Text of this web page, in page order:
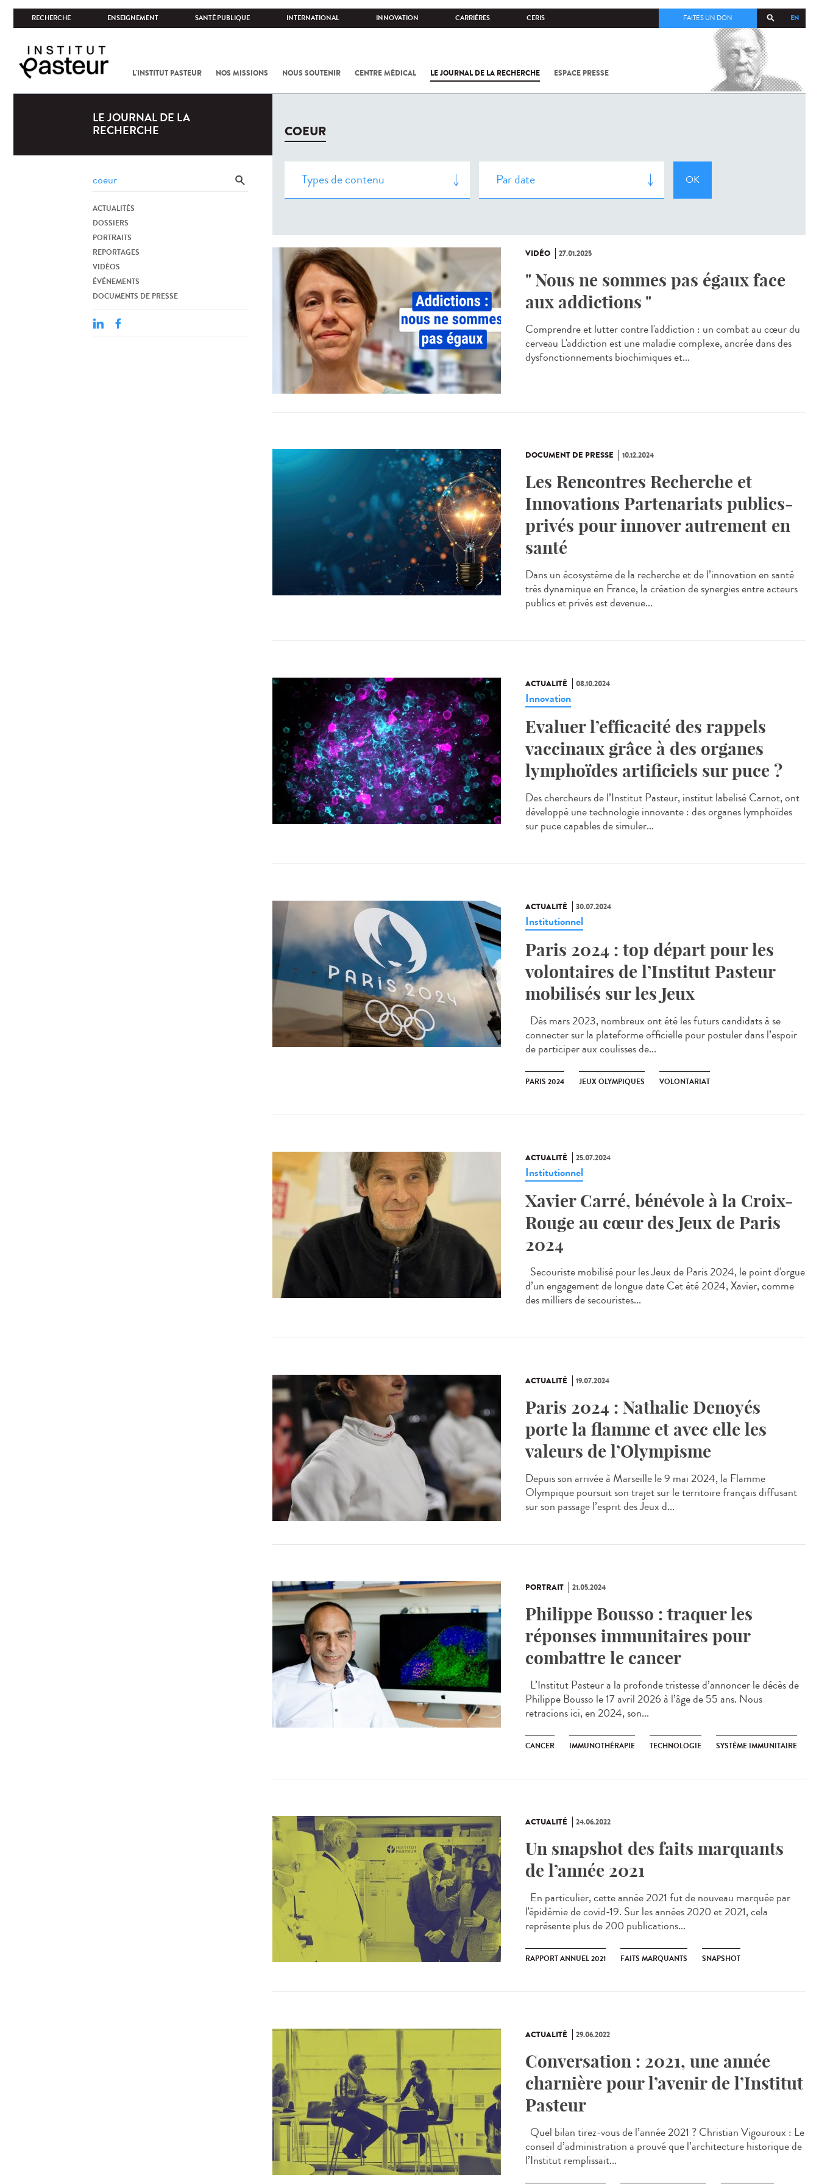
RECHERCHE ENSEIGNEMENT SANTÉ PUBLIQUE INTERNATIONAL INNOVATION CARRIÈRES CERIS EN
FAITES UN DON
L'INSTITUT PASTEUR NOS MISSIONS NOUS SOUTENIR CENTRE MÉDICAL LE JOURNAL DE LA RECHERCHE ESPACE PRESSE
COV-2 /
LE JOURNAL DE LA
RECHERCHE
ACTUALITÉS
DOSSIERS
PORTRAITS
REPORTAGES
VIDÉOS
ÉVÉNEMENTS
DOCUMENTS DE PRESSE
COEUR
VIDÉO 27.01.2025
" Nous ne sommes pas égaux face
aux addictions "
Comprendre et lutter contre l'addiction : un combat au cœur du
cerveau L'addiction est une maladie complexe, ancrée dans des
dysfonctionnements biochimiques et...
DOCUMENT DE PRESSE 10.12.2024
Les Rencontres Recherche et
Innovations Partenariats publics-
privés pour innover autrement en
santé
Dans un écosystème de la recherche et de l’innovation en santé
très dynamique en France, la création de synergies entre acteurs
publics et privés est devenue...
ACTUALITÉ 08.10.2024
Innovation
Evaluer l’efficacité des rappels
vaccinaux grâce à des organes
lymphoïdes artificiels sur puce ?
Des chercheurs de l’Institut Pasteur, institut labelisé Carnot, ont
développé une technologie innovante : des organes lymphoïdes
sur puce capables de simuler...
ACTUALITÉ 30.07.2024
Institutionnel
Paris 2024 : top départ pour les
volontaires de l’Institut Pasteur
mobilisés sur les Jeux
Dès mars 2023, nombreux ont été les futurs candidats à se
connecter sur la plateforme officielle pour postuler dans l’espoir
de participer aux coulisses de...
PARIS 2024 JEUX OLYMPIQUES VOLONTARIAT
ACTUALITÉ 25.07.2024
Institutionnel
Xavier Carré, bénévole à la Croix-
Rouge au cœur des Jeux de Paris
2024
Secouriste mobilisé pour les Jeux de Paris 2024, le point d'orgue
d’un engagement de longue date Cet été 2024, Xavier, comme
des milliers de secouristes...
ACTUALITÉ 19.07.2024
Paris 2024 : Nathalie Denoyés
porte la flamme et avec elle les
valeurs de l’Olympisme
Depuis son arrivée à Marseille le 9 mai 2024, la Flamme
Olympique poursuit son trajet sur le territoire français diffusant
sur son passage l’esprit des Jeux d...
PORTRAIT 21.05.2024
Philippe Bousso : traquer les
réponses immunitaires pour
combattre le cancer
L’Institut Pasteur a la profonde tristesse d’annoncer le décès de
Philippe Bousso le 17 avril 2026 à l’âge de 55 ans. Nous
retracions ici, en 2024, son...
CANCER IMMUNOTHÉRAPIE TECHNOLOGIE SYSTÈME IMMUNITAIRE
ACTUALITÉ 24.06.2022
Un snapshot des faits marquants
de l’année 2021
En particulier, cette année 2021 fut de nouveau marquée par
l'épidémie de covid-19. Sur les années 2020 et 2021, cela
représente plus de 200 publications...
RAPPORT ANNUEL 2021 FAITS MARQUANTS SNAPSHOT
ACTUALITÉ 29.06.2022
Conversation : 2021, une année
charnière pour l’avenir de l’Institut
Pasteur
Quel bilan tirez-vous de l’année 2021 ? Christian Vigouroux : Le
conseil d’administration a prouvé que l’architecture historique de
l’Institut remplissait...